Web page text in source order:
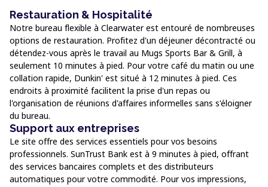
Restauration & Hospitalité
Notre bureau flexible à Clearwater est entouré de nombreuses
options de restauration. Profitez d'un déjeuner décontracté ou
détendez-vous après le travail au Mugs Sports Bar & Grill, à
seulement 10 minutes à pied. Pour votre café du matin ou une
collation rapide, Dunkin' est situé à 12 minutes à pied. Ces
endroits à proximité facilitent la prise d'un repas ou
l'organisation de réunions d'affaires informelles sans s'éloigner
du bureau.
Support aux entreprises
Le site offre des services essentiels pour vos besoins
professionnels. SunTrust Bank est à 9 minutes à pied, offrant
des services bancaires complets et des distributeurs
automatiques pour votre commodité. Pour vos impressions,